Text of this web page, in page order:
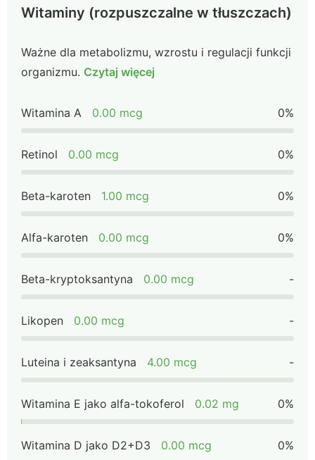
Witaminy (rozpuszczalne w tłuszczach)
Ważne dla metabolizmu, wzrostu i regulacji funkcji
organizmu. Czytaj więcej
Witamina A 0.00 mcg 0%
Retinol 0.00 mcg 0%
Beta-karoten 1.00 mcg 0%
Alfa-karoten 0.00 mcg 0%
Beta-kryptoksantyna 0.00 mcg -
Likopen 0.00 mcg -
Luteina i zeaksantyna 4.00 mcg -
Witamina E jako alfa-tokoferol 0.02 mg 0%
Witamina D jako D2+D3 0.00 mcg 0%